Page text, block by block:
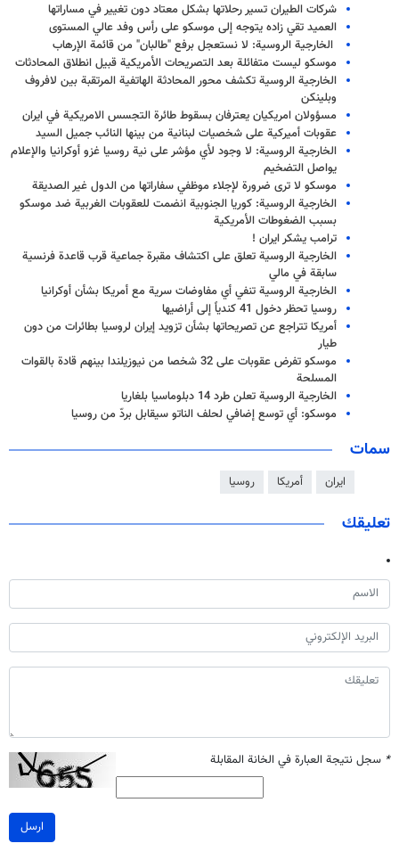
شركات الطيران تسير رحلاتها بشكل معتاد دون تغيير في مساراتها
العميد تقي زاده يتوجه إلى موسكو على رأس وفد عالي المستوى
الخارجية الروسية: لا نستعجل برفع "طالبان" من قائمة الإرهاب
موسكو ليست متفائلة بعد التصريحات الأمريكية قبيل انطلاق المحادثات
الخارجية الروسية تكشف محور المحادثة الهاتفية المرتقبة بين لافروف
وبلينكن
مسؤولان امريكيان يعترفان بسقوط طائرة التجسس الامريكية في ايران
عقوبات أميركية على شخصيات لبنانية من بينها النائب جميل السيد
الخارجية الروسية: لا وجود لأي مؤشر على نية روسيا غزو أوكرانيا والإعلام
يواصل التضخيم
موسكو لا ترى ضرورة لإجلاء موظفي سفاراتها من الدول غير الصديقة
الخارجية الروسية: كوريا الجنوبية انضمت للعقوبات الغربية ضد موسكو
بسبب الضغوطات الأمريكية
ترامب يشكر ايران !
الخارجية الروسية تعلق على اكتشاف مقبرة جماعية قرب قاعدة فرنسية
سابقة في مالي
الخارجية الروسية تنفي أي مفاوضات سرية مع أمريكا بشأن أوكرانيا
روسيا تحظر دخول 41 كندياً إلى أراضيها
أمريكا تتراجع عن تصريحاتها بشأن تزويد إيران لروسيا بطائرات من دون
طيار
موسكو تفرض عقوبات على 32 شخصا من نيوزيلندا بينهم قادة بالقوات
المسلحة
الخارجية الروسية تعلن طرد 14 دبلوماسيا بلغاريا
موسكو: أي توسع إضافي لحلف الناتو سيقابل بردّ من روسيا
سمات
ايران أمريكا روسيا
تعليقك
* سجل نتيجة العبارة في الخانة المقابلة
ارسل